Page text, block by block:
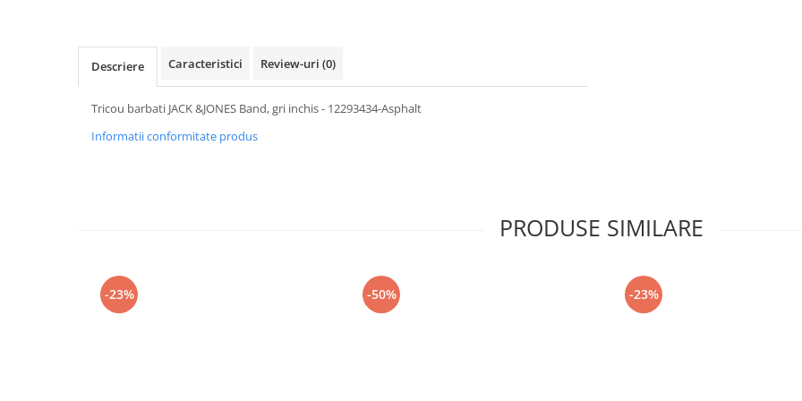
Descriere Caracteristici Review-uri (0)
Tricou barbati JACK &JONES Band, gri inchis - 12293434-Asphalt
Informatii conformitate produs
PRODUSE SIMILARE
-23% -50% -23%